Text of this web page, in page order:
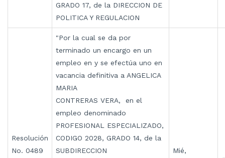
GRADO 17, de la DIRECCION DE
POLITICA Y REGULACION
Resolución
No. 0489
"Por la cual se da por
terminado un encargo en un
empleo en y se efectúa uno en
vacancia definitiva a ANGELICA
MARIA
CONTRERAS VERA, en el
empleo denominado
PROFESIONAL ESPECIALIZADO,
CODIGO 2028, GRADO 14, de la
SUBDIRECCION
Mié,